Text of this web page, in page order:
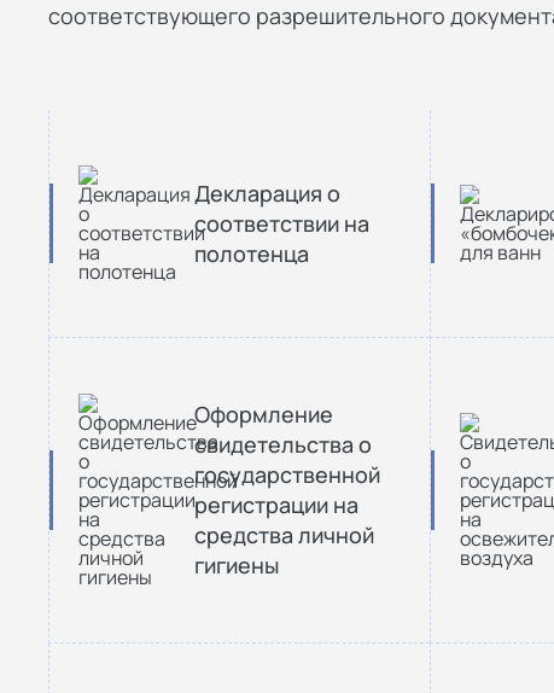
соответствующего разрешительного
Декларация о
соответствии на
полотенца
Оформление
свидетельства о
государственной
регистрации на
средства личной
гигиены